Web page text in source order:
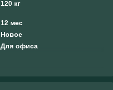
120 кг
12 мес
Новое
Для офиса